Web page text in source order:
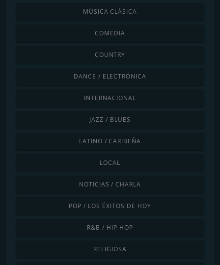
MÚSICA CLÁSICA
COMEDIA
COUNTRY
DANCE / ELECTRÓNICA
INTERNACIONAL
JAZZ / BLUES
LATINO / CARIBEÑA
LOCAL
NOTICIAS / CHARLA
POP / LOS ÉXITOS DE HOY
R&B / HIP HOP
RELIGIOSA